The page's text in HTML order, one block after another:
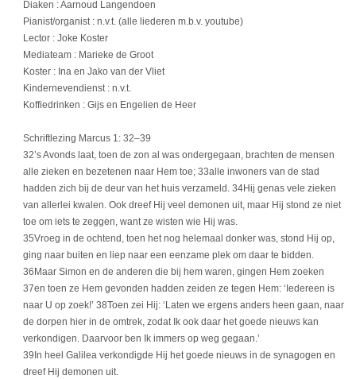
Diaken : Aarnoud Langendoen
Pianist/organist : n.v.t. (alle liederen m.b.v. youtube)
Lector : Joke Koster
Mediateam : Marieke de Groot
Koster : Ina en Jako van der Vliet
Kindernevendienst : n.v.t.
Koffiedrinken : Gijs en Engelien de Heer
Schriftlezing Marcus 1: 32–39
32’s Avonds laat, toen de zon al was ondergegaan, brachten de mensen
alle zieken en bezetenen naar Hem toe; 33alle inwoners van de stad
hadden zich bij de deur van het huis verzameld. 34Hij genas vele zieken
van allerlei kwalen. Ook dreef Hij veel demonen uit, maar Hij stond ze niet
toe om iets te zeggen, want ze wisten wie Hij was.
35Vroeg in de ochtend, toen het nog helemaal donker was, stond Hij op,
ging naar buiten en liep naar een eenzame plek om daar te bidden.
36Maar Simon en de anderen die bij hem waren, gingen Hem zoeken
37en toen ze Hem gevonden hadden zeiden ze tegen Hem: ‘Iedereen is
naar U op zoek!’ 38Toen zei Hij: ‘Laten we ergens anders heen gaan, naar
de dorpen hier in de omtrek, zodat Ik ook daar het goede nieuws kan
verkondigen. Daarvoor ben Ik immers op weg gegaan.’
39In heel Galilea verkondigde Hij het goede nieuws in de synagogen en
dreef Hij demonen uit.